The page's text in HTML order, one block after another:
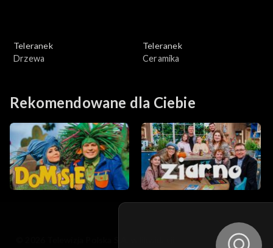
Teleranek
Drzewa
Teleranek
Ceramika
Rekomendowane dla Ciebie